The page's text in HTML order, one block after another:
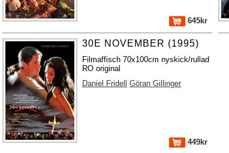
645kr
30E NOVEMBER (1995)
Filmaffisch 70x100cm nyskick/rullad
RO original
Daniel Fridell Göran Gillinger
449kr